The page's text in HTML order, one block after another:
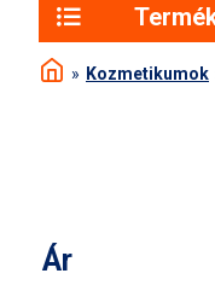
Kozmetikumok
Ár